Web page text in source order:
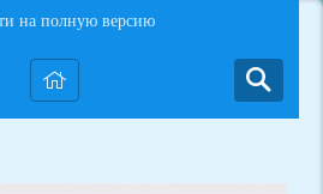
на полную версию